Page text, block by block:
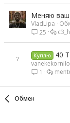
Меняю
VladLipa
25
Куплю 40
1
Обмен